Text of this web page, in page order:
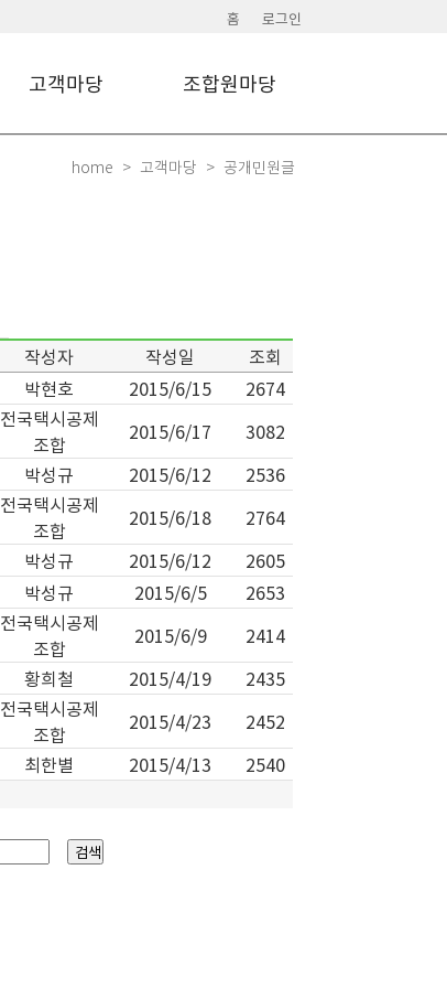
홈 로그인
고객마당 조합원마당
home 고객마당 공개민원글
작성자 작성일
조회
박현호 2015/6/15
2674
전국택시공제
조합
2015/6/17
3082
박성규 2015/6/12
2536
전국택시공제
조합
2015/6/18
2764
박성규 2015/6/12
2605
박성규 2015/6/5
2653
전국택시공제
조합
2015/6/9
2414
황희철 2015/4/19
2435
전국택시공제
조합
2015/4/23
2452
최한별 2015/4/13
2540